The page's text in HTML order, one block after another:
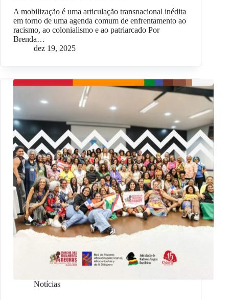
A mobilização é uma articulação transnacional inédita
em torno de uma agenda comum de enfrentamento ao
racismo, ao colonialismo e ao patriarcado Por
Brenda…
dez 19, 2025
Notícias